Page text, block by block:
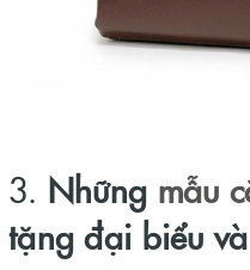
3. Những mẫu
tặng đại biểu